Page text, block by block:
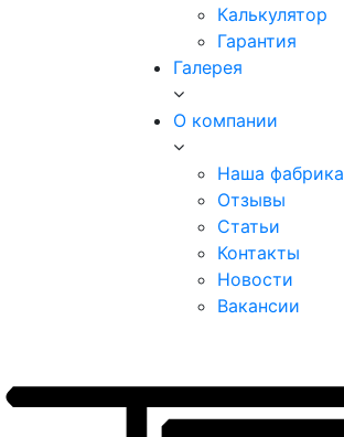
Калькулятор
Гарантия
Галерея
О компании
Наша фабрика
Отзывы
Статьи
Контакты
Новости
Вакансии